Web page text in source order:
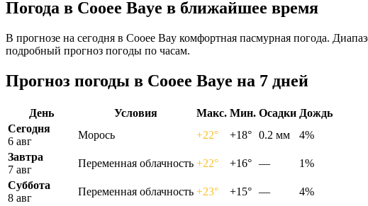
Погода в Cooee Bayе в ближайшее время
В прогнозе на сегодня в Cooee Bay комфортная пасмурная погода.
подробный прогноз погоды по часам.
Прогноз погоды в Cooee Bayе на 7 дней
День Условия Макс. Мин. Осадки Дождь
Сегодня
6 авг
Морось +22° +18° 0.2 мм
4%
Завтра
7 авг
Переменная облачность +22° +16° —
1%
Суббота
8 авг
Переменная облачность +23° +15° —
4%